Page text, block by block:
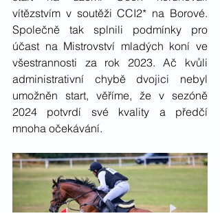
vítězstvím v soutěži CCI2* na Borové.
Společně tak splnili podmínky pro
účast na Mistrovství mladých koní ve
všestrannosti za rok 2023. Ač kvůli
administrativní chybě dvojici nebyl
umožněn start, věříme, že v sezóně
2024 potvrdí své kvality a předčí
mnoha očekávání.